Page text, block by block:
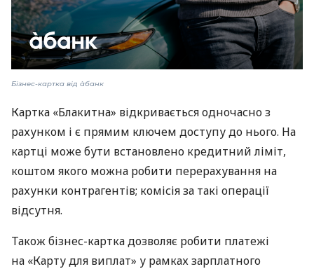
Бізнес-картка від àбанк
Картка «Блакитна» відкривається одночасно з
рахунком і є прямим ключем доступу до нього. На
картці може бути встановлено кредитний ліміт,
коштом якого можна робити перерахування на
рахунки контрагентів; комісія за такі операції
відсутня.
Також бізнес-картка дозволяє робити платежі
на «Карту для виплат» у рамках зарплатного